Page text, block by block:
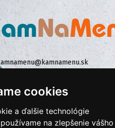
cookies
a ďalšie technológie
na zlepšenie vášho
NÁS